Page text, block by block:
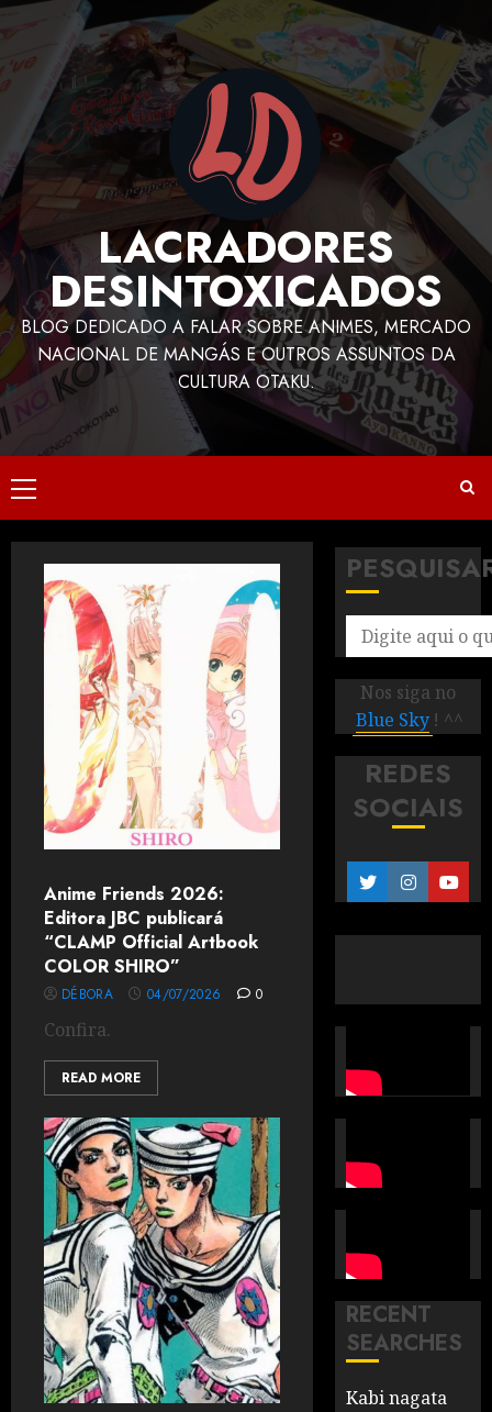
LACRADORES
DESINTOXICADOS
BLOG DEDICADO A FALAR SOBRE ANIMES, MERCADO
NACIONAL DE MANGÁS E OUTROS ASSUNTOS DA
CULTURA OTAKU.
Anime Friends 2026:
Editora JBC publicará
“CLAMP Official Artbook
COLOR SHIRO”
DÉBORA 04/07/2026 0
Confira.
READ MORE
Nos siga no
Blue Sky ! ^^
REDES
SOCIAIS
RECENT
SEARCHES
Kabi nagata